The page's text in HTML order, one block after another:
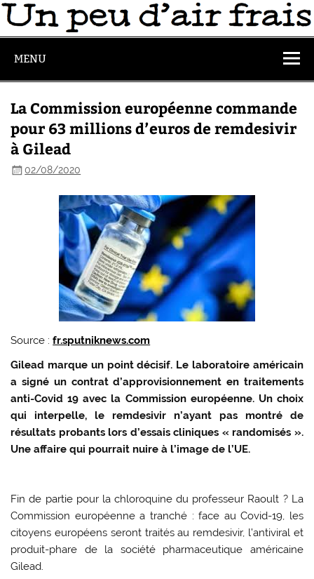
MENU
La Commission européenne commande
pour 63 millions d’euros de remdesivir
à Gilead
02/08/2020
Source :fr.sputniknews.com
Gilead marque un point décisif. Le laboratoire américain
a signé un contrat d’approvisionnement en traitements
anti-Covid 19 avec la Commission européenne. Un choix
qui interpelle, le remdesivir n’ayant pas montré de
résultats probants lors d’essais cliniques « randomisés ».
Une affaire qui pourrait nuire à l’image de l’UE.
Fin de partie pour la chloroquine du professeur Raoult ? La
Commission européenne a tranché : face au Covid-19, les
citoyens européens seront traités au remdesivir, l’antiviral et
produit-phare de la société pharmaceutique américaine
Gilead.